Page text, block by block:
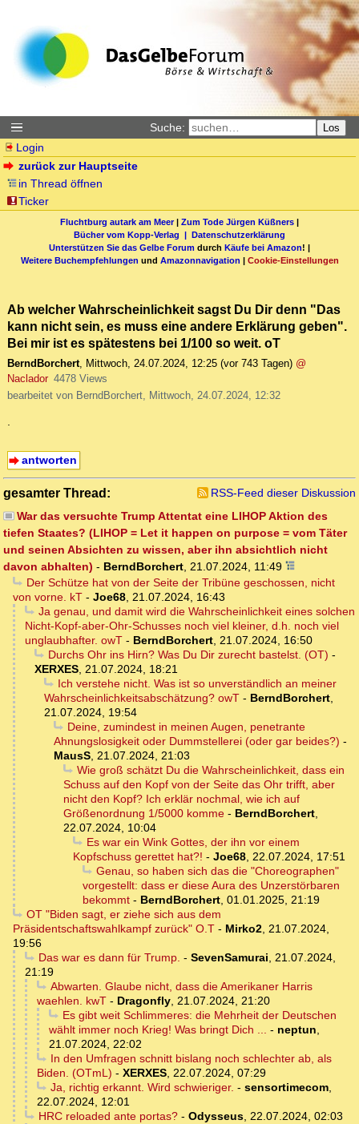
Suche: Los
Login
zurück zur Hauptseite
in Thread öffnen
Ticker
Fluchtburg autark am Meer| Zum Tode Jürgen Küßners |
Bücher vom Kopp-Verlag | Datenschutzerklärung
Unterstützen Sie das Gelbe Forum durch Käufe bei Amazon! |
Weitere Buchempfehlungen und Amazonnavigation | Cookie-Einstellungen
Ab welcher Wahrscheinlichkeit sagst Du Dir denn "Das
kann nicht sein, es muss eine andere Erklärung geben".
Bei mir ist es spätestens bei 1/100 so weit. oT
BerndBorchert, Mittwoch, 24.07.2024, 12:25 (vor 743 Tagen) @
Naclador 4478 Views
bearbeitet von BerndBorchert, Mittwoch, 24.07.2024, 12:32
.
antworten
gesamter Thread:
RSS-Feed dieser Diskussion
War das versuchte Trump Attentat eine LIHOP Aktion des
tiefen Staates? (LIHOP = Let it happen on purpose = vom Täter
und seinen Absichten zu wissen, aber ihn absichtlich nicht
davon abhalten) - BerndBorchert, 21.07.2024, 11:49
Der Schütze hat von der Seite der Tribüne geschossen, nicht
von vorne. kT - Joe68, 21.07.2024, 16:43
Ja genau, und damit wird die Wahrscheinlichkeit eines solchen
Nicht-Kopf-aber-Ohr-Schusses noch viel kleiner, d.h. noch viel
unglaubhafter. owT - BerndBorchert, 21.07.2024, 16:50
Durchs Ohr ins Hirn? Was Du Dir zurecht bastelst. (OT) -
XERXES, 21.07.2024, 18:21
Ich verstehe nicht. Was ist so unverständlich an meiner
Wahrscheinlichkeitsabschätzung? owT - BerndBorchert,
21.07.2024, 19:54
Deine, zumindest in meinen Augen, penetrante
Ahnungslosigkeit oder Dummstellerei (oder gar beides?) -
MausS, 21.07.2024, 21:03
Wie groß schätzt Du die Wahrscheinlichkeit, dass ein
Schuss auf den Kopf von der Seite das Ohr trifft, aber
nicht den Kopf? Ich erklär nochmal, wie ich auf
Größenordnung 1/5000 komme - BerndBorchert,
22.07.2024, 10:04
Es war ein Wink Gottes, der ihn vor einem
Kopfschuss gerettet hat?! - Joe68, 22.07.2024, 17:51
Genau, so haben sich das die "Choreographen"
vorgestellt: dass er diese Aura des Unzerstörbaren
bekommt - BerndBorchert, 01.01.2025, 21:19
OT "Biden sagt, er ziehe sich aus dem
Präsidentschaftswahlkampf zurück" O.T - Mirko2, 21.07.2024,
19:56
Das war es dann für Trump. - SevenSamurai, 21.07.2024,
21:19
Abwarten. Glaube nicht, dass die Amerikaner Harris
waehlen. kwT - Dragonfly, 21.07.2024, 21:20
Es gibt weit Schlimmeres: die Mehrheit der Deutschen
wählt immer noch Krieg! Was bringt Dich ... - neptun,
21.07.2024, 22:02
In den Umfragen schnitt bislang noch schlechter ab, als
Biden. (OTmL) - XERXES, 22.07.2024, 07:29
Ja, richtig erkannt. Wird schwieriger. - sensortimecom,
22.07.2024, 12:01
HRC reloaded ante portas?- Odysseus, 22.07.2024, 02:03